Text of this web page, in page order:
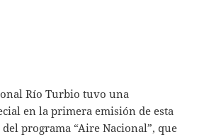
Río Turbio tuvo una
en la primera emisión de esta
programa “Aire Nacional”, que